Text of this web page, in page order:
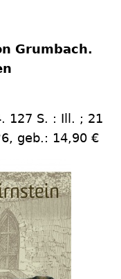
Grumbach.
127 S. : Ill. ; 21
geb.: 14,90 €